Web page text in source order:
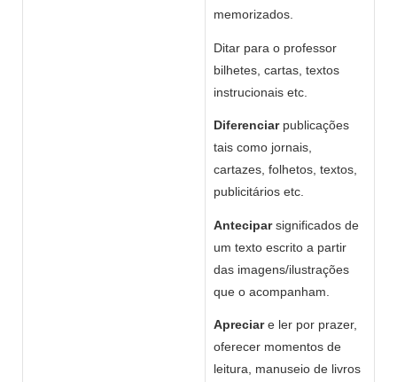
memorizados.
Ditar para o professor
bilhetes, cartas, textos
instrucionais etc.
Diferenciarpublicações
tais como jornais,
cartazes, folhetos, textos,
publicitários etc.
Anteciparsignificados de
um texto escrito a partir
das imagens/ilustrações
que o acompanham.
Apreciare ler por prazer,
oferecer momentos de
leitura, manuseio de livros